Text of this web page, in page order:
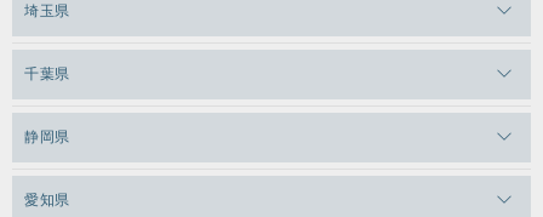
メガロス白金台
メガロス田端
メガロスキッズ錦糸町
メガロスルフレ三鷹
メガロス武蔵小金井
メガロスルフレ武蔵小金井
メガロス上永谷
メガロスルフレ上永谷
メガロス神奈川
メガロス日吉
埼玉県
メガロスルフレ草加
千葉県
メガロス本八幡
静岡県
愛知県